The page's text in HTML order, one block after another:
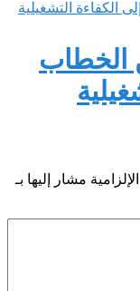
الخطاب
مشار إليها بـ